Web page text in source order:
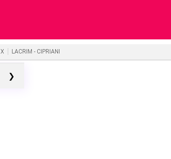
LACRIM - CIPRIANI
❯